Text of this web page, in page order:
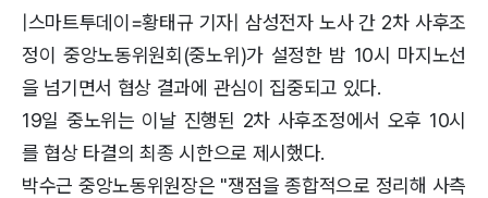
|스마트투데이=황태규 기자| 삼성전자 노사 간 2차 사후조
정이 중앙노동위원회(중노위)가 설정한 밤 10시 마지노선
을 넘기면서 협상 결과에 관심이 집중되고 있다.
19일 중노위는 이날 진행된 2차 사후조정에서 오후 10시
를 협상 타결의 최종 시한으로 제시했다.
박수근 중앙노동위원장은 "쟁점을 종합적으로 정리해 사측